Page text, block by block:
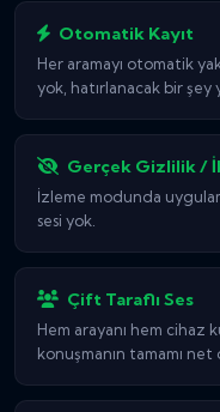
Otomatik Kayıt
Her aramayı otomatik
yok, hatırlanacak bir şey
Gerçek Gizlilik /
İzleme modunda
sesi yok.
Çift Taraflı Ses
Hem arayanı hem cihaz
konuşmanın tamamı net